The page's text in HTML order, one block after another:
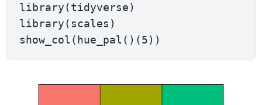
library(tidyverse)
library(scales )
show_col (hue_pal ( ) (5) )